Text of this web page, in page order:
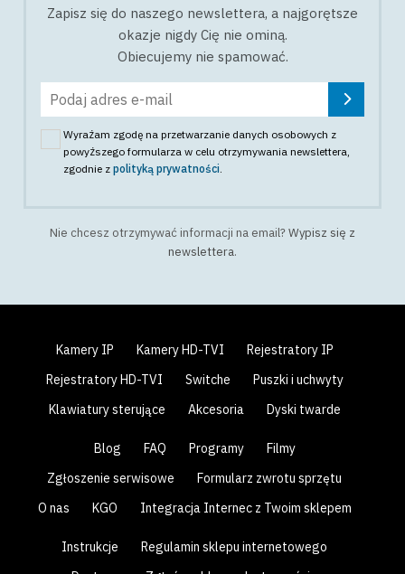
Zapisz się do naszego newslettera, a najgorętsze
okazje nigdy Cię nie ominą.
Obiecujemy nie spamować.
Wyrażam zgodę na przetwarzanie danych osobowych z
powyższego formularza w celu otrzymywania newslettera,
zgodnie z polityką prywatności.
Nie chcesz otrzymywać informacji na email?Wypisz się z
newslettera.
Kamery IP Kamery HD-TVI
Rejestratory IP
Rejestratory HD-TVI
Switche
Puszki i uchwyty
Klawiatury sterujące
Akcesoria Dyski twarde
Blog FAQ Programy
Filmy
Zgłoszenie serwisowe
Formularz zwrotu sprzętu
O nas
KGO Integracja Internec z Twoim sklepem
Instrukcje
Regulamin sklepu internetowego